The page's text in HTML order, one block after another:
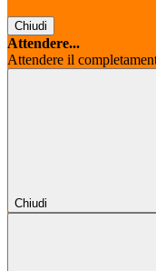
Chiudi
Attendere...
Attendere il
Chiudi